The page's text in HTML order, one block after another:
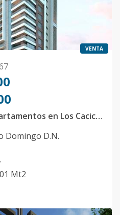
VENTA
Lujoso Proyecto de Apartamentos en Los Cacicazgos
Domingo D.N.
Mt2